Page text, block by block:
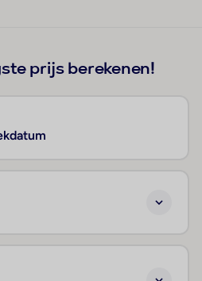
prijs berekenen!